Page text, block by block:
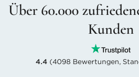
Über 60.000
Kunden
4.4 (4098 Bewertungen,